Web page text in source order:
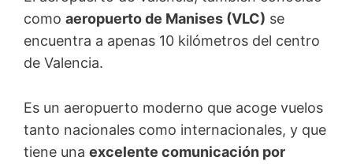
como aeropuerto de Manises (VLC) se
encuentra a apenas 10 kilómetros del centro
de Valencia.
Es un aeropuerto moderno que acoge vuelos
tanto nacionales como internacionales, y que
tiene una excelente comunicación por